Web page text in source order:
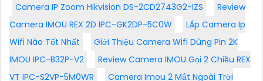
Camera IP Zoom Hikvision DS-2CD2743G2-IZS
Review
Camera IMOU REX 2D IPC-GK2DP-5C0W
Lắp Camera Ip
Wifi Nào Tốt Nhất
Giới Thiệu Camera Wifi Dùng Pin 2K
IMOU IPC-B32P-V2
Review Camera IMOU Gọi 2 Chiều REX
VT IPC-S2VP-5M0WR
Camera Imou 2 Mắt Ngoài Trời